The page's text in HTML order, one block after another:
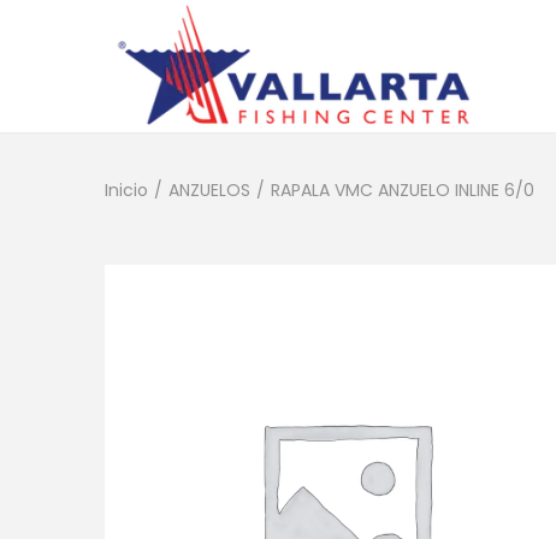
Inicio / ANZUELOS / RAPALA VMC ANZUELO INLINE 6/0